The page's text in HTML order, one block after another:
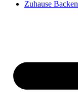
Zuhause Backen